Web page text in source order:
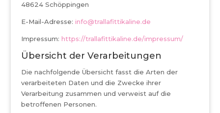
48624 Schöppingen
E-Mail-Adresse: info@trallafittikaline.de
Impressum: https://trallafittikaline.de/impressum/
Übersicht der Verarbeitungen
Die nachfolgende Übersicht fasst die Arten der
verarbeiteten Daten und die Zwecke ihrer
Verarbeitung zusammen und verweist auf die
betroffenen Personen.